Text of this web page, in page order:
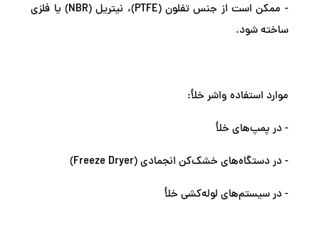
- ممکن است از جنس تفلون (PTFE)، نیتریل (NBR) یا فلزی
ساخته شود.
موارد استفاده واشر خلأ:
- در پمپ‌های خلأ
- در دستگاه‌های خشک‌کن انجمادی (Freeze Dryer)
- در سیستم‌های لوله‌کشی خلأ